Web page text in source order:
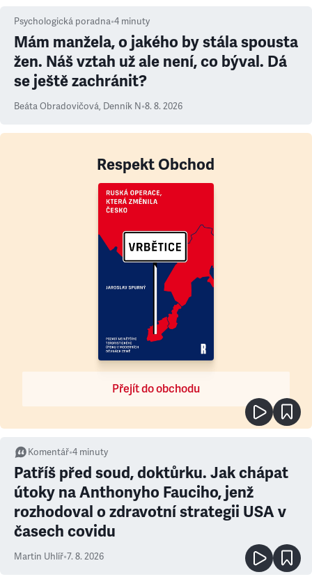
Psychologická poradna•4 minuty
Mám manžela, o jakého by stála spousta
žen. Náš vztah už ale není, co býval. Dá
se ještě zachránit?
Beáta Obradovičová, Denník N•8. 8. 2026
Respekt Obchod
Přejít do obchodu
Komentář•4 minuty
Patříš před soud, doktůrku. Jak chápat
útoky na Anthonyho Fauciho, jenž
rozhodoval o zdravotní strategii USA v
časech covidu
Martin Uhlíř•7. 8. 2026